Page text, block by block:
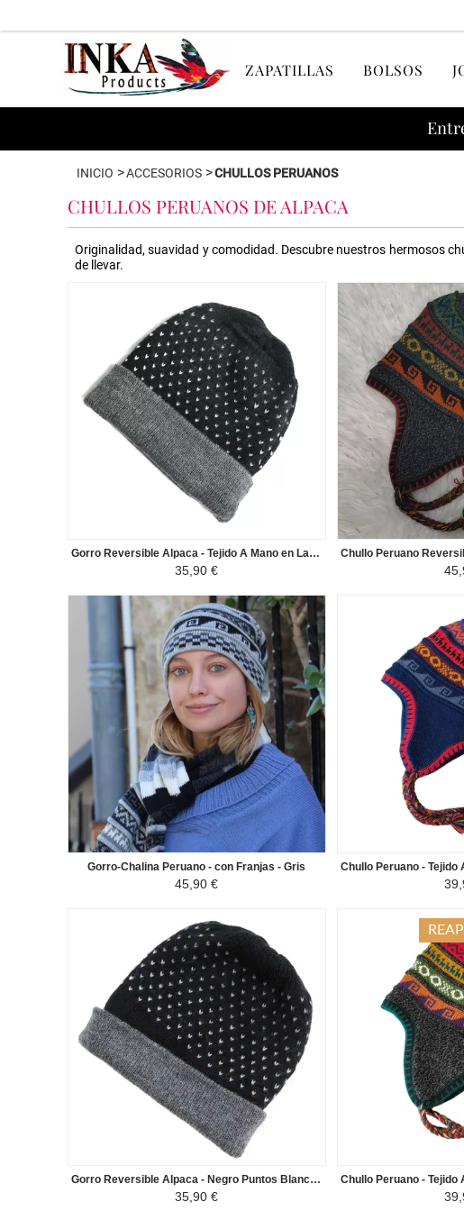
ZAPATILLAS BOLSOS
INICIO >ACCESORIOS >CHULLOS PERUANOS
CHULLOS PERUANOS DE ALPACA
Originalidad, suavidad y comodidad. Descubre nuestros hermosos
de llevar.
Gorro Reversible Alpaca - Tejido A Mano en Lana de Alpaca - Gris puntos Blancos
35,90 €
Gorro-Chalina Peruano - con Franjas - Gris
45,90 €
Gorro Reversible Alpaca - Negro Puntos Blancos
35,90 €